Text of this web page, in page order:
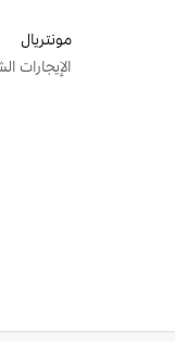
مونتريال
الإيجارات